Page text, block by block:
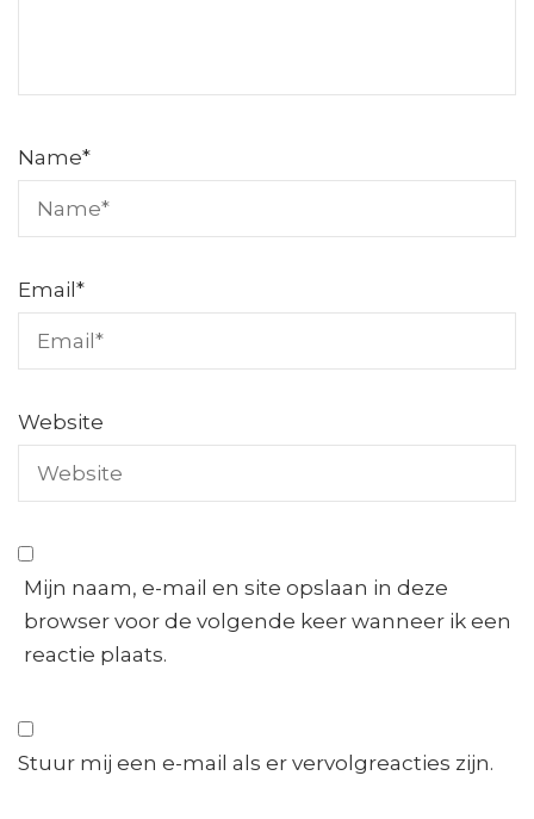
Name*
Email *
Website
Mijn naam, e-mail en site opslaan in deze
browser voor de volgende keer wanneer ik een
reactie plaats.
Stuur mij een e-mail als er vervolgreacties zijn.